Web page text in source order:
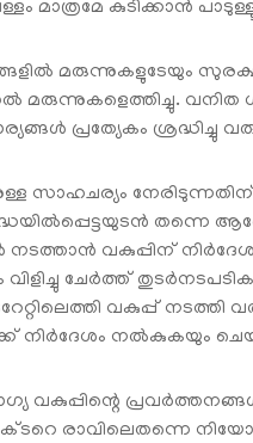
മാത്രമേ കുടിക്കാൻ
മരുന്നുകളുടേയും
മരുന്നുകളെത്തിച്ചു. വനിത
പ്രത്യേകം ശ്രദ്ധിച്ചു
സാഹചര്യം
തന്നെ
വകുപ്പിന്
ചേർത്ത്
വകുപ്പ് നടത്തി
നിർദേശം നൽകുകയും
വകുപ്പിന്റെ
രാവിലെതന്നെ